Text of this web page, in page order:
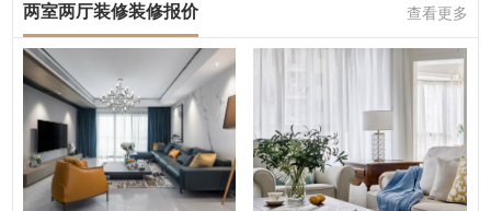
两室两厅装修装修报价 查看更多